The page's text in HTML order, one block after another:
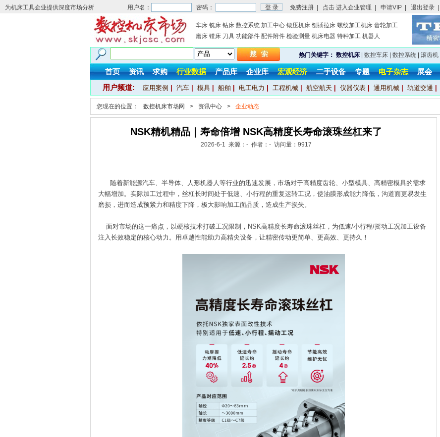
为机床工具企业提供深度市场分析 用户名： 密码： 免费注册 点击 进入企业管理 申请VIP 退出登录
车床 铣床 钻床 数控系统 加工中心 锻压机床 刨插拉床 螺纹加工机床 齿轮加工
磨床 镗床 刀具 功能部件 配件附件 检验测量 机床电器 特种加工 机器人
热门关键字： 数控机床| 数控车床| 数控系统| 滚齿机|
首页 资讯 求购 行业数据 产品库 企业库 宏观经济 二手设备 专题 电子杂志 展会
用户频道: 应用案例 汽车 模具 船舶 电工电力 工程机械 航空航天 仪器仪表 通用机械 轨道交通
您现在的位置： 数控机床市场网 > 资讯中心 > 企业动态
NSK精机精品｜寿命倍增 NSK高精度长寿命滚珠丝杠来了
2026-6-1 来源：- 作者：- 访问量： 9917
随着新能源汽车、半导体、人形机器人等行业的迅速发展，市场对于高精度齿轮、小型模具、高精密模具的需求
大幅增加。实际加工过程中，丝杠长时间处于低速、小行程的重复运转工况，使油膜形成能力降低，沟道面更易发生
磨损，进而造成预紧力和精度下降，极大影响加工面品质，造成生产损失。
面对市场的这一痛点，以硬核技术打破工况限制，NSK高精度长寿命滚珠丝杠，为低速/小行程/摇动工况加工设备
注入长效稳定的核心动力。用卓越性能助力高精尖设备，让精密传动更简单、更高效、更持久！